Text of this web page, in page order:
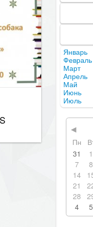
Январь
Февраль
Март
Апрель
Май
Июнь
Июль
◀
Пн
31
1
7
8
14
21
28
4
5